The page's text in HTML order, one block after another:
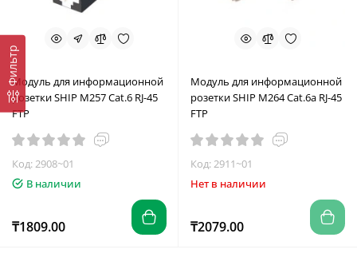
Фильтр
Модуль для информационной
розетки SHIP M257 Cat.6 RJ-45
FTP
Код: 2908~01
В наличии
₸1809.00
Модуль для информационной
розетки SHIP M264 Cat.6a RJ-45
FTP
Код: 2911~01
Нет в наличии
₸2079.00